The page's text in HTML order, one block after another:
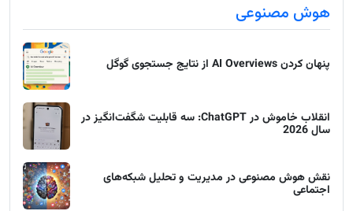
هوش مصنوعی
پنهان کردن AI Overviews از نتایج جستجوی گوگل
انقلاب خاموش در ChatGPT: سه قابلیت شگفت‌انگیز در
سال 2026
نقش هوش مصنوعی در مدیریت و تحلیل شبکه‌های
اجتماعی